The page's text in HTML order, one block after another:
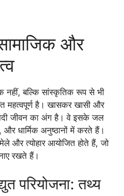
और
नहीं, बल्कि सांस्कृतिक रूप से भी
महत्वपूर्ण है। खासकर खासी और
जीवन का अंग है। वे इसके जल
धार्मिक अनुष्ठानों में करते हैं।
और त्योहार आयोजित होते हैं, जो
रखते हैं।
परियोजना: तथ्य